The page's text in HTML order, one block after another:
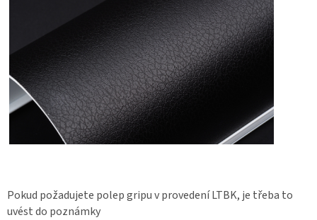
Pokud požadujete polep gripu v provedení LTBK, je třeba to
uvést do poznámky